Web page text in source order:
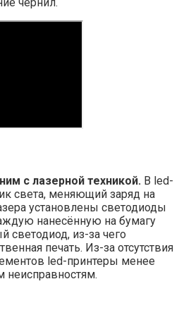
с лазерной техникой. В led-
света, меняющий заряд на
установлены светодиоды
нанесённую на бумагу
светодиод, из-за чего
печать. Из-за отсутствия
led-принтеры менее
неисправностям.